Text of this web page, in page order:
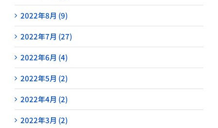
2022年8月 (9)
2022年7月 (27)
2022年6月 (4)
2022年5月 (2)
2022年4月 (2)
2022年3月 (2)